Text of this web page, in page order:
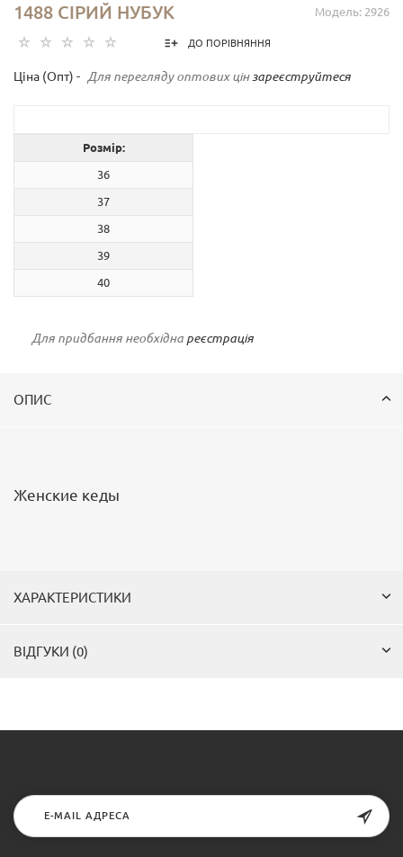
Модель: 2926
1488 СІРИЙ НУБУК
ДО ПОРІВНЯННЯ
Ціна (Опт) - Для перегляду оптових цін зареєструйтеся
Розмір:
36
37
38
39
40
Для придбання необхідна реєстрація
ОПИС
Женские кеды
ХАРАКТЕРИСТИКИ
ВІДГУКИ (0)